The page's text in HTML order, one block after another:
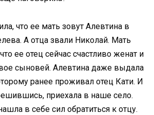
что ее мать зовут Алевтина в
А отца звали Николай. Мать
ее отец сейчас счастливо женат и
сыновей. Алевтина даже выдала
ранее проживал отец Кати. И
приехала в наше село.
в себе сил обратиться к отцу.